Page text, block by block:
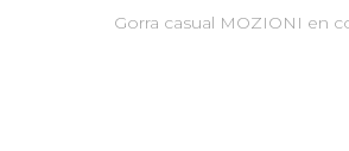
Gorra casual MOZIONI en